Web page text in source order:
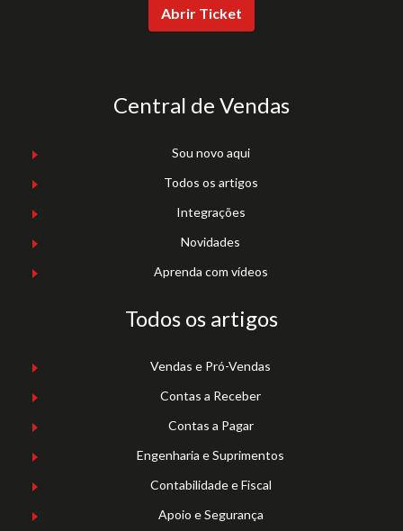
Abrir Ticket
Central de Vendas
Sou novo aqui
Todos os artigos
Integrações
Novidades
Aprenda com vídeos
Todos os artigos
Vendas e Pró-Vendas
Contas a Receber
Contas a Pagar
Engenharia e Suprimentos
Contabilidade e Fiscal
Apoio e Segurança